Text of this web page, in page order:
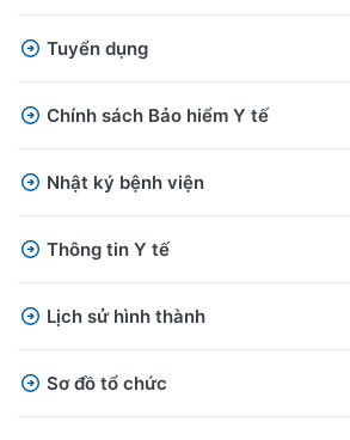
Tuyển dụng
Chính sách Bảo hiểm Y tế
Nhật ký bệnh viện
Thông tin Y tế
Lịch sử hình thành
Sơ đồ tổ chức